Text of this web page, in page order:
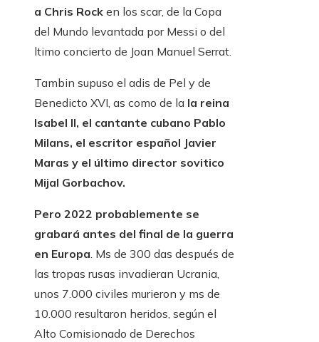
a Chris Rock en los scar, de la Copa
del Mundo levantada por Messi o del
ltimo concierto de Joan Manuel Serrat.
Tambin supuso el adis de Pel y de
Benedicto XVI, as como de la la reina
Isabel II, el cantante cubano Pablo
Milans, el escritor español Javier
Maras y el último director sovitico
Mijal Gorbachov.
Pero 2022 probablemente se
grabará antes del final de la guerra
en Europa. Ms de 300 das después de
las tropas rusas invadieran Ucrania,
unos 7.000 civiles murieron y ms de
10.000 resultaron heridos, según el
Alto Comisionado de Derechos